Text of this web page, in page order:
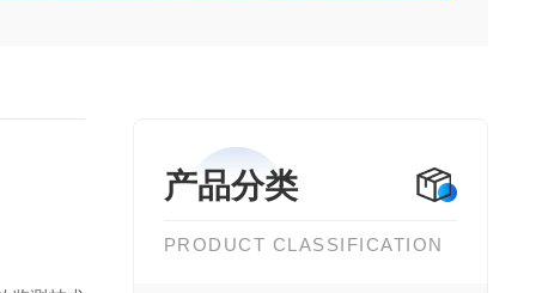
产品分类
PRODUCT CLASSIFICATION